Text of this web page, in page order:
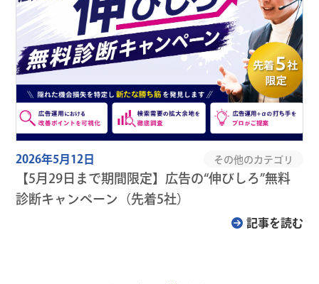
2026年5月12日 その他のカテゴリ
【5月29日まで期間限定】広告の“伸びしろ”無料
診断キャンペーン（先着5社）
記事を読む